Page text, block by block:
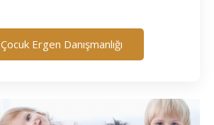
Çocuk Ergen Danışmanlığı